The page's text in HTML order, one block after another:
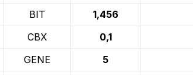
BIT 1,456
CBX 0,1
GENE 5